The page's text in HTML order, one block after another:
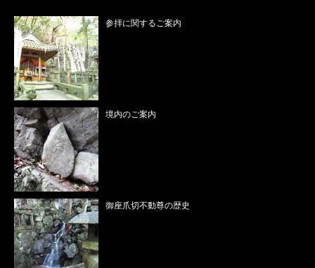
参拝に関するご案内
境内のご案内
御座爪切不動尊の歴史